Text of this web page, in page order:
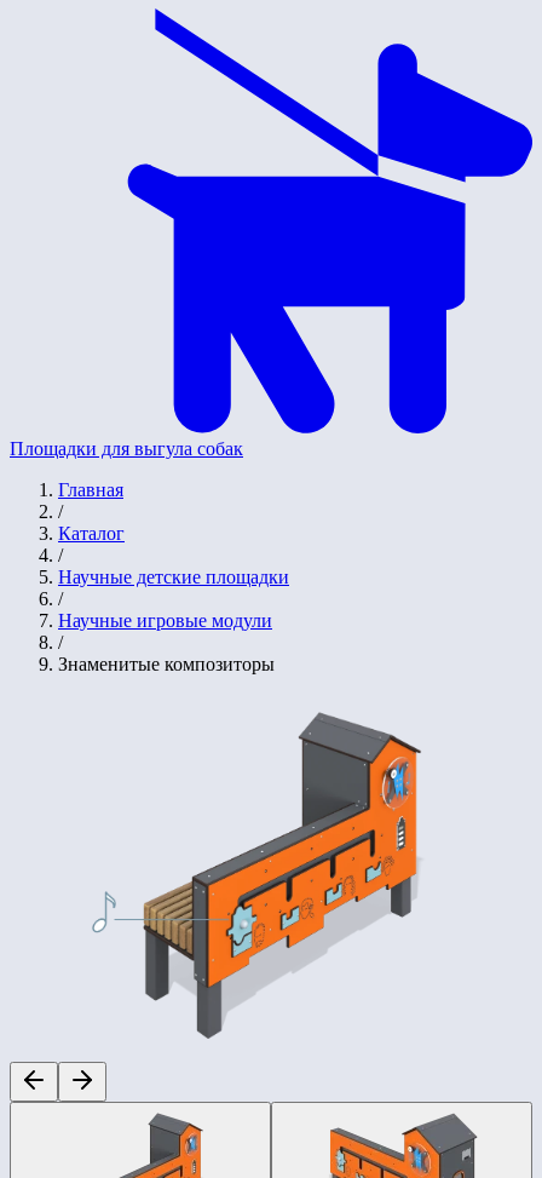
Площадки для выгула собак
Главная
/
Каталог
/
Научные детские площадки
/
Научные игровые модули
/
Знаменитые композиторы